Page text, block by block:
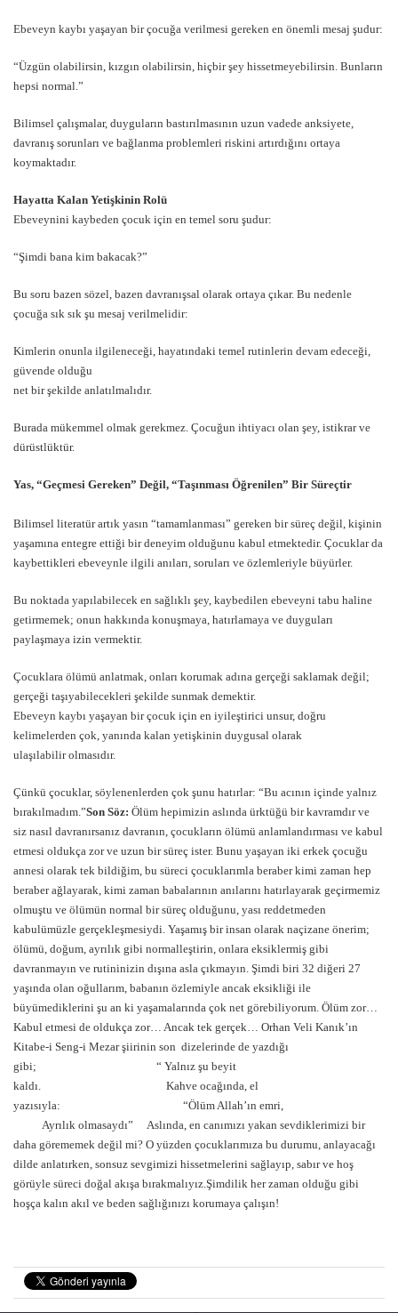
Ebeveyn kaybı yaşayan bir çocuğa verilmesi gereken en önemli mesaj şudur:
“Üzgün olabilirsin, kızgın olabilirsin, hiçbir şey hissetmeyebilirsin. Bunların
hepsi normal.”
Bilimsel çalışmalar, duyguların bastırılmasının uzun vadede anksiyete,
davranış sorunları ve bağlanma problemleri riskini artırdığını ortaya
koymaktadır.
Hayatta Kalan Yetişkinin Rolü
Ebeveynini kaybeden çocuk için en temel soru şudur:
“Şimdi bana kim bakacak?”
Bu soru bazen sözel, bazen davranışsal olarak ortaya çıkar. Bu nedenle
çocuğa sık sık şu mesaj verilmelidir:
Kimlerin onunla ilgileneceği, hayatındaki temel rutinlerin devam edeceği,
güvende olduğu
net bir şekilde anlatılmalıdır.
Burada mükemmel olmak gerekmez. Çocuğun ihtiyacı olan şey, istikrar ve
dürüstlüktür.
Yas, “Geçmesi Gereken” Değil, “Taşınması Öğrenilen” Bir Süreçtir
Bilimsel literatür artık yasın “tamamlanması” gereken bir süreç değil, kişinin
yaşamına entegre ettiği bir deneyim olduğunu kabul etmektedir. Çocuklar da
kaybettikleri ebeveynle ilgili anıları, soruları ve özlemleriyle büyürler.
Bu noktada yapılabilecek en sağlıklı şey, kaybedilen ebeveyni tabu haline
getirmemek; onun hakkında konuşmaya, hatırlamaya ve duyguları
paylaşmaya izin vermektir.
Çocuklara ölümü anlatmak, onları korumak adına gerçeği saklamak değil;
gerçeği taşıyabilecekleri şekilde sunmak demektir.
Ebeveyn kaybı yaşayan bir çocuk için en iyileştirici unsur, doğru
kelimelerden çok, yanında kalan yetişkinin duygusal olarak
ulaşılabilir olmasıdır.
Çünkü çocuklar, söylenenlerden çok şunu hatırlar: “Bu acının içinde yalnız
bırakılmadım.”Son Söz: Ölüm hepimizin aslında ürktüğü bir kavramdır ve
siz nasıl davranırsanız davranın, çocukların ölümü anlamlandırması ve kabul
etmesi oldukça zor ve uzun bir süreç ister. Bunu yaşayan iki erkek çocuğu
annesi olarak tek bildiğim, bu süreci çocuklarımla beraber kimi zaman hep
beraber ağlayarak, kimi zaman babalarının anılarını hatırlayarak geçirmemiz
olmuştu ve ölümün normal bir süreç olduğunu, yası reddetmeden
kabulümüzle gerçekleşmesiydi. Yaşamış bir insan olarak naçizane önerim;
ölümü, doğum, ayrılık gibi normalleştirin, onlara eksiklermiş gibi
davranmayın ve rutininizin dışına asla çıkmayın. Şimdi biri 32 diğeri 27
yaşında olan oğullarım, babanın özlemiyle ancak eksikliği ile
büyümediklerini şu an ki yaşamalarında çok net görebiliyorum. Ölüm zor…
Kabul etmesi de oldukça zor… Ancak tek gerçek… Orhan Veli Kanık’ın
Kitabe-i Seng-i Mezar şiirinin son dizelerinde de yazdığı
gibi; “ Yalnız şu beyit
kaldı. Kahve ocağında, el
yazısıyla: “Ölüm Allah’ın emri,
Ayrılık olmasaydı” Aslında, en canımızı yakan sevdiklerimizi bir
daha görememek değil mi? O yüzden çocuklarımıza bu durumu, anlayacağı
dilde anlatırken, sonsuz sevgimizi hissetmelerini sağlayıp, sabır ve hoş
görüyle süreci doğal akışa bırakmalıyız.Şimdilik her zaman olduğu gibi
hoşça kalın akıl ve beden sağlığınızı korumaya çalışın!